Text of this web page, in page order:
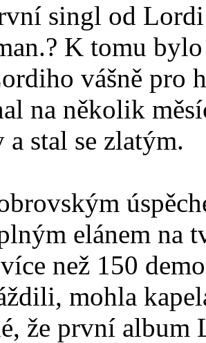
singl od
K tomu
vášně pro
na několik
a stal se zlatým.
elánem na
než 150
mohla
že první album